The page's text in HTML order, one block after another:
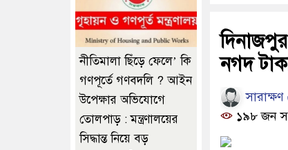
নগদ
সারাক্ষণ
১৯৮ জন
নীতিমালা ছিঁড়ে ফেলে’ কি
গণপূর্তে গণবদলি ? আইন
উপেক্ষার অভিযোগে
তোলপাড় : মন্ত্রণালয়ের
সিদ্ধান্ত নিয়ে বড়